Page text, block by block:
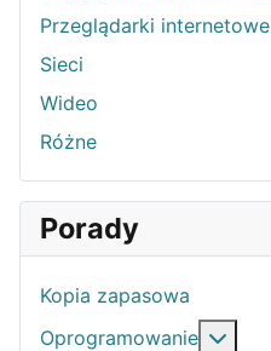
Przeglądarki internetowe
Sieci
Wideo
Różne
Porady
Kopia zapasowa
Oprogramowanie